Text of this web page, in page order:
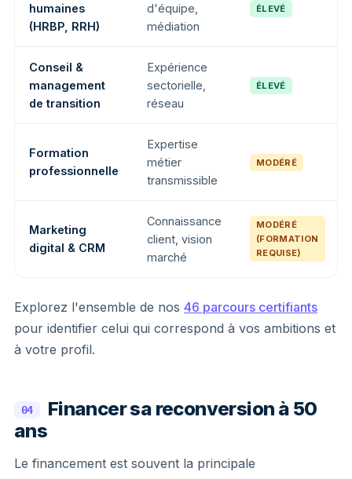
humaines
(HRBP, RRH)
d'équipe,
médiation
ÉLEVÉ
Conseil &
management
de transition
Expérience
sectorielle,
réseau
ÉLEVÉ
Formation
professionnelle
Expertise
métier
transmissible
MODÉRÉ
Marketing
digital & CRM
Connaissance
client, vision
marché
MODÉRÉ
(FORMATION
REQUISE)
Explorez l'ensemble de nos 46 parcours certifiants
pour identifier celui qui correspond à vos ambitions et
à votre profil.
04
Financer sa reconversion à 50
ans
Le financement est souvent la principale